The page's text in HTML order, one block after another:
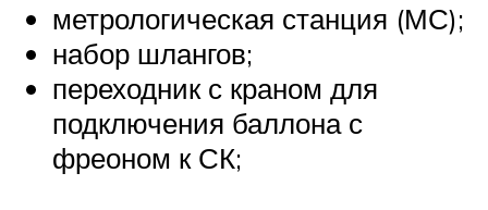
метрологическая станция (МС);
набор шлангов;
переходник с краном для
подключения баллона с
фреоном к СК;